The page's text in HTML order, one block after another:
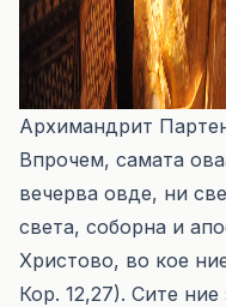
Архимандрит
Впрочем, самата
вечерва овде, ни
света, соборна и
Христово, во кое
Кор. 12,27). Сите